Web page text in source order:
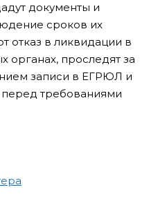
документы и
сроков их
отказ в ликвидации в
органах, проследят за
записи в ЕГРЮЛ и
требованиями